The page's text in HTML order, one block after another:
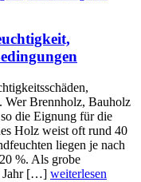
Wer Brennholz, Bauholz
die Eignung für die
Holz weist oft rund 40
liegen je nach
%. Als grobe
Jahr […] weiterlesen